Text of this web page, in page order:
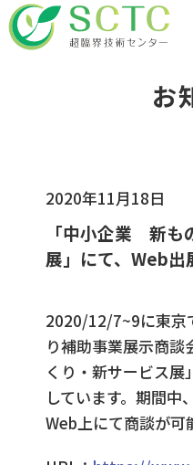
お
2020年11月18日
「中小企業 新も
展」にて、Web出
2020/12/7~9に東京
り補助事業展示商
くり・新サービス展
しています。期間中
Web上にて商談が可